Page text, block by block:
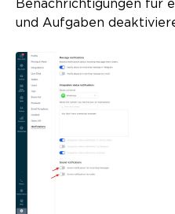
Benachrichtigungen für
und Aufgaben